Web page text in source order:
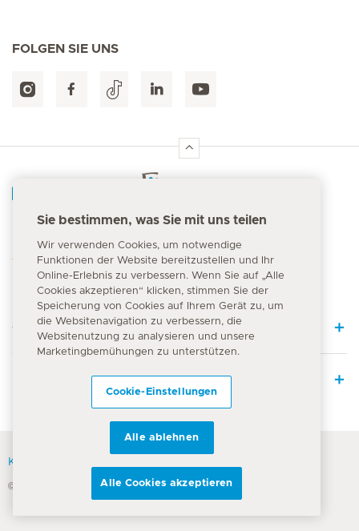
FOLGEN SIE UNS
144
Quick Links
Leistungsangebot
Kontakt
© Hirslanden-Gruppe 2026 Nutzungsbedingungen
Sie bestimmen, was Sie mit uns teilen
Wir verwenden Cookies, um notwendige
Funktionen der Website bereitzustellen und Ihr
Online-Erlebnis zu verbessern. Wenn Sie auf „Alle
Cookies akzeptieren“ klicken, stimmen Sie der
Speicherung von Cookies auf Ihrem Gerät zu, um
die Websitenavigation zu verbessern, die
Websitenutzung zu analysieren und unsere
Marketingbemühungen zu unterstützen.
Cookie-Einstellungen
Alle ablehnen
Alle Cookies akzeptieren